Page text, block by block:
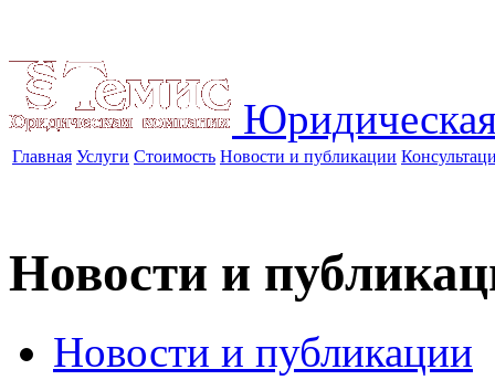
Главная Услуги Стоимость Новости и публикации
Новости и
Новости и публикации